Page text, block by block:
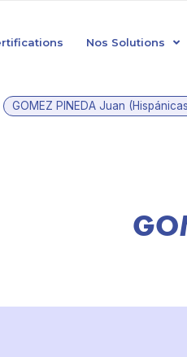
Nos Solutions
GOMEZ PINEDA Juan